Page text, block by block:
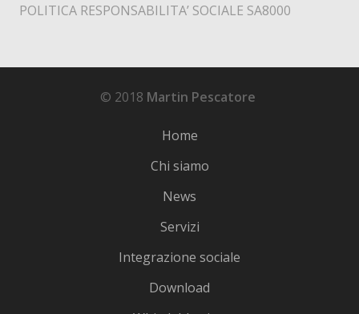
POLITICA RESPONSABILITA’ SOCIALE SA8000
© 2018 Martin Pescatore
Home
Chi siamo
News
Servizi
Integrazione sociale
Download